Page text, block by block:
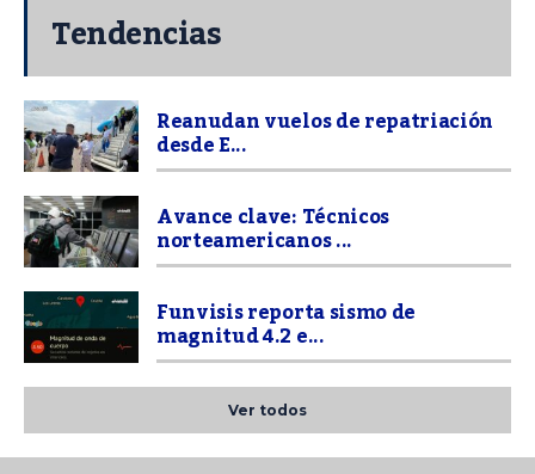
Tendencias
Reanudan vuelos de repatriación
desde E...
Avance clave: Técnicos
norteamericanos ...
Funvisis reporta sismo de
magnitud 4.2 e...
Ver todos